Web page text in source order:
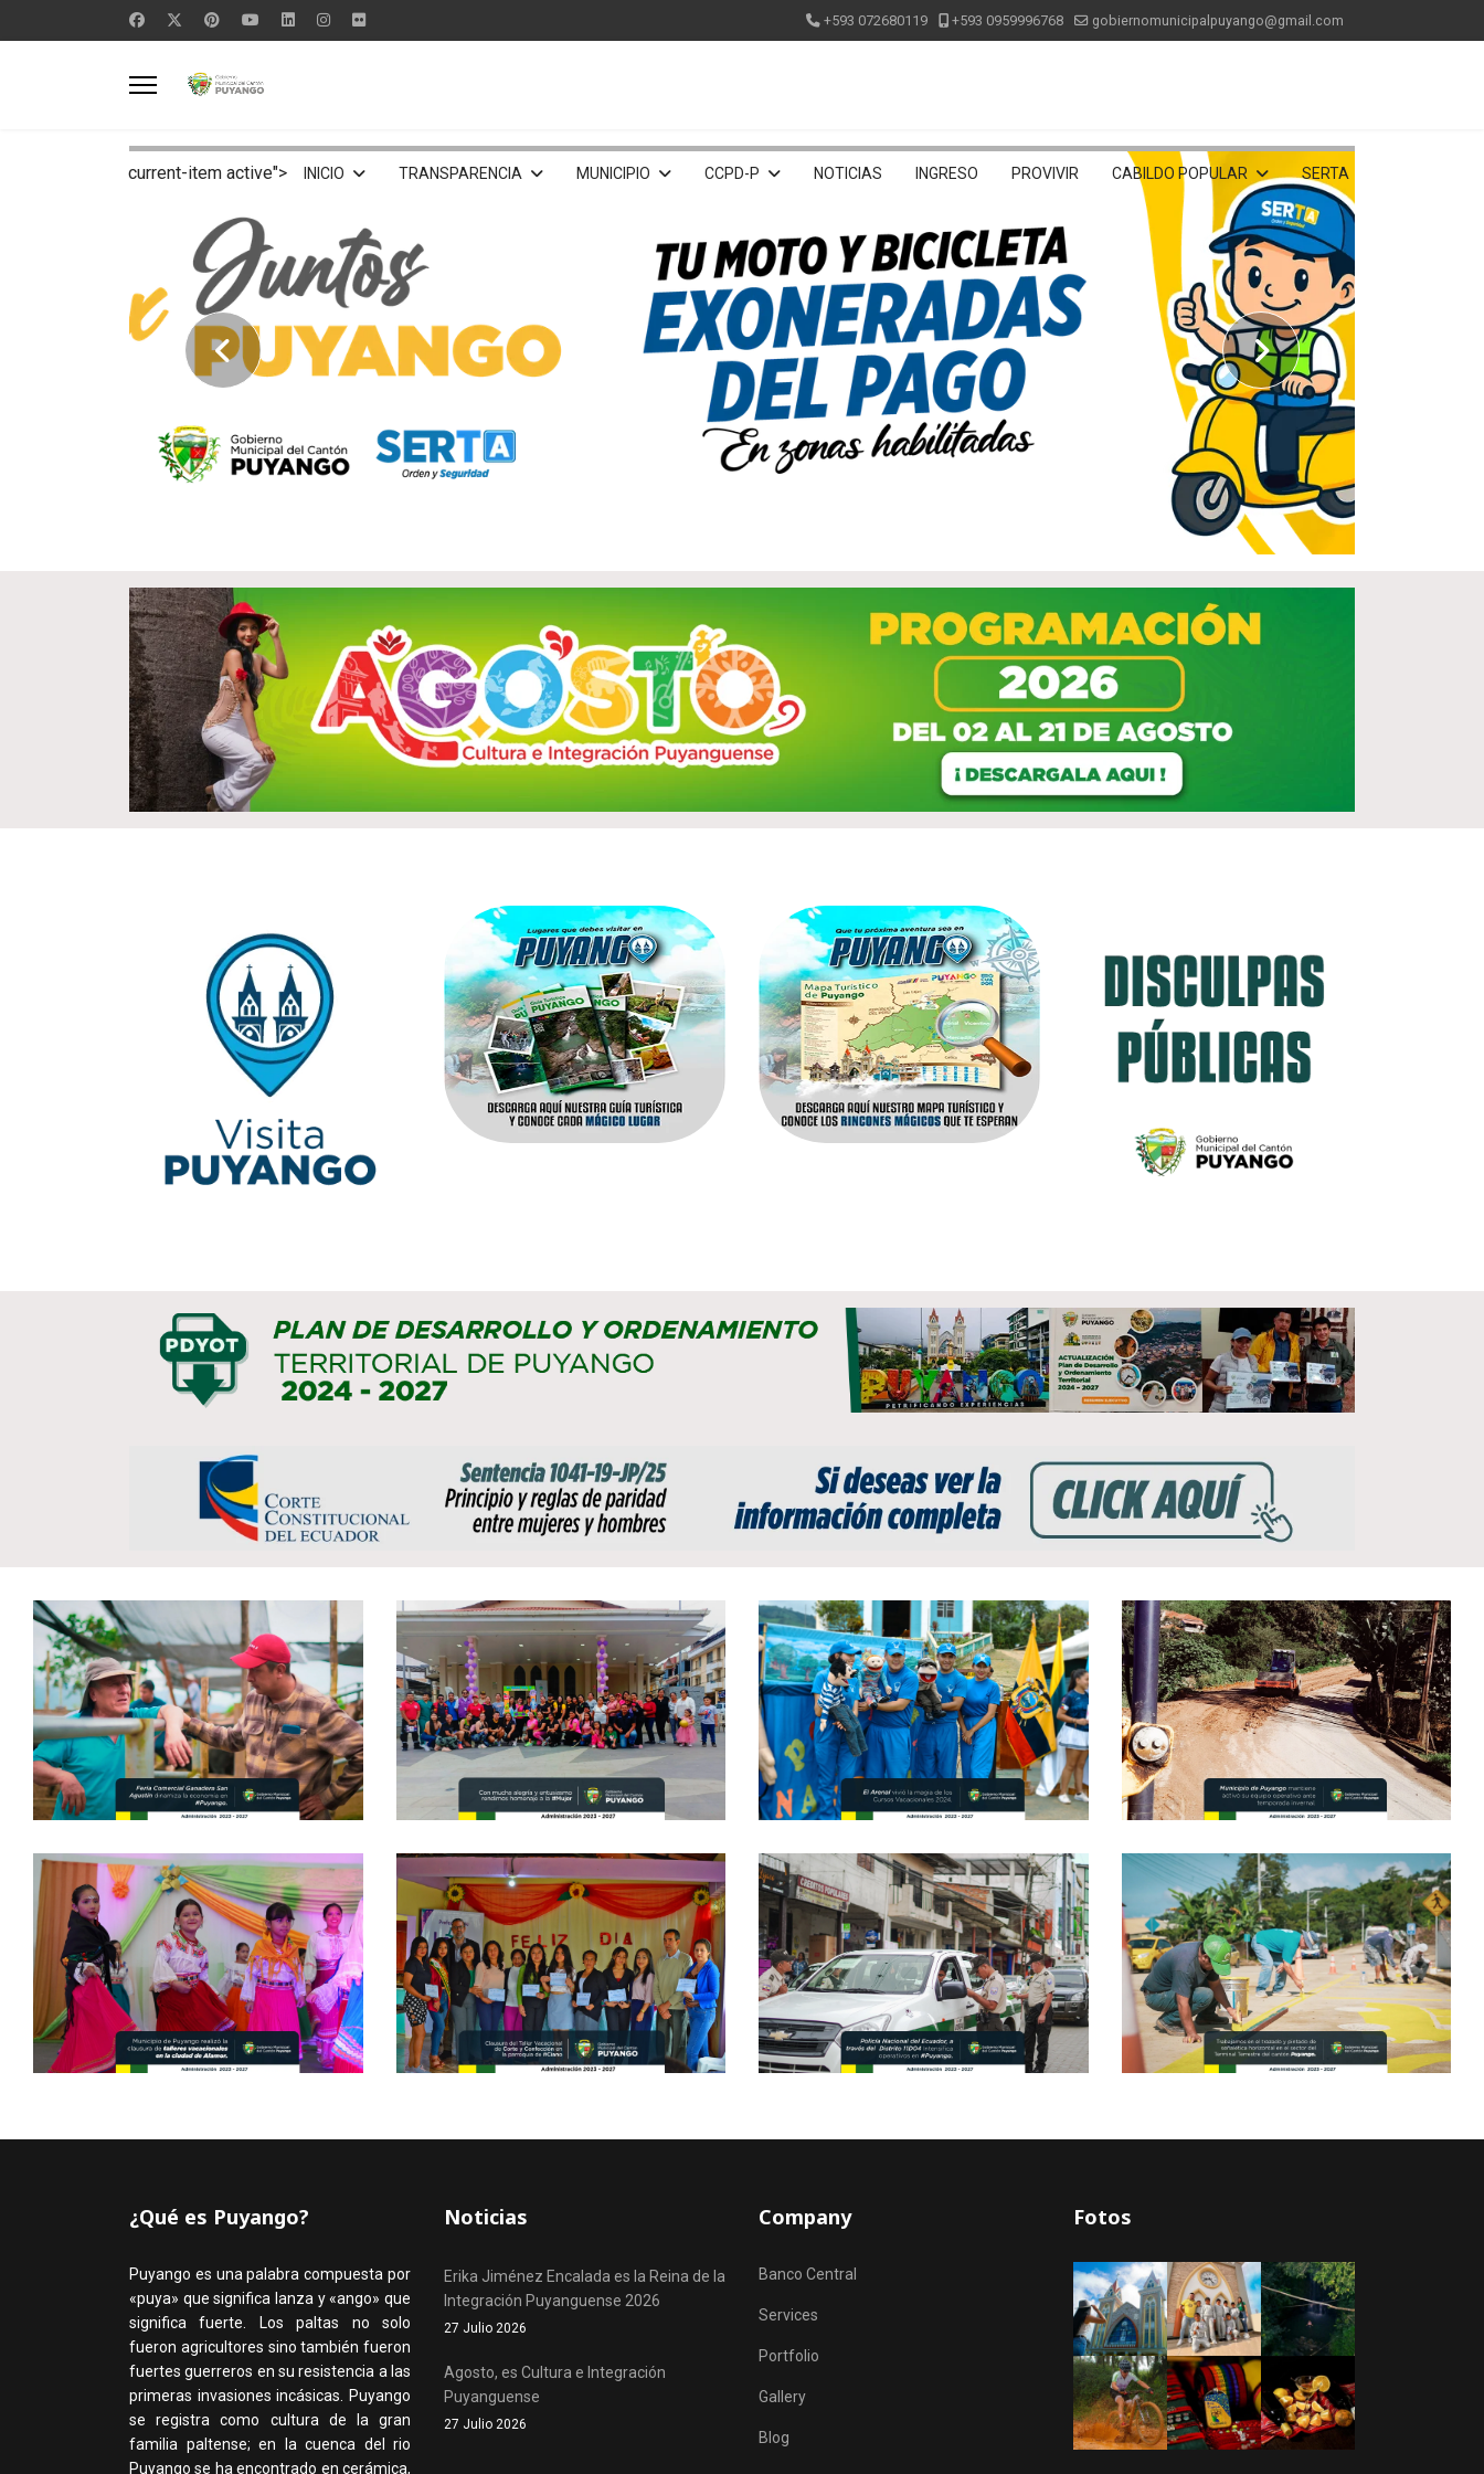
+593 072680119 +593 0959996768 gobiernomunicipalpuyango@gmail.com
current-item active"> INICIO TRANSPARENCIA MUNICIPIO CCPD-P NOTICIAS INGRESO PROVIVIR CABILDO POPULAR SERTA
¿Qué es Puyango?
Puyango es una palabra compuesta por
«puya» que significa lanza y «ango» que
significa fuerte. Los paltas no solo
fueron agricultores sino también fueron
fuertes guerreros en su resistencia a las
primeras invasiones incásicas. Puyango
se registra como cultura de la gran
familia paltense; en la cuenca del rio
Puyango se ha encontrado en cerámica,
Noticias
Erika Jiménez Encalada es la Reina de la
Integración Puyanguense 2026
27 Julio 2026
Agosto, es Cultura e Integración
Puyanguense
27 Julio 2026
Company
Banco Central
Services
Portfolio
Gallery
Blog
Fotos